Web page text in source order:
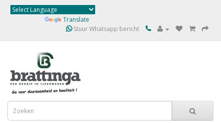
Translate
Stuur Whatsapp bericht